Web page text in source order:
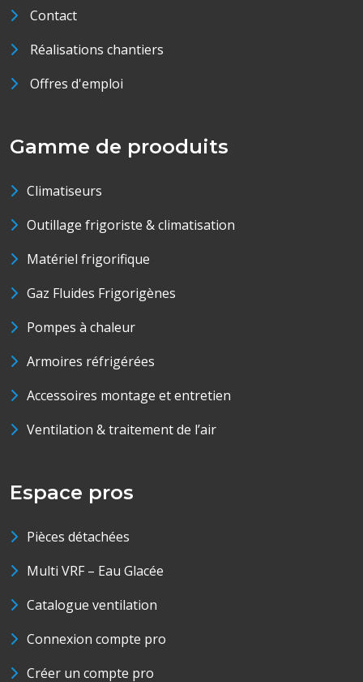
Contact
Réalisations chantiers
Offres d'emploi
Gamme de prooduits
Climatiseurs
Outillage frigoriste & climatisation
Matériel frigorifique
Gaz Fluides Frigorigènes
Pompes à chaleur
Armoires réfrigérées
Accessoires montage et entretien
Ventilation & traitement de l’air
Espace pros
Pièces détachées
Multi VRF – Eau Glacée
Catalogue ventilation
Connexion compte pro
Créer un compte pro